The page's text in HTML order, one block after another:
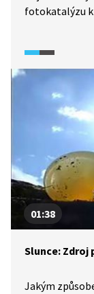
fotokatalýzu k
uhličitý a
01:38
Slunce: Zdroj
Jakým